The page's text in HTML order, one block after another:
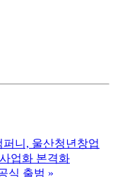
퍼니, 울산청년창업
업화 본격화
식 출범 »